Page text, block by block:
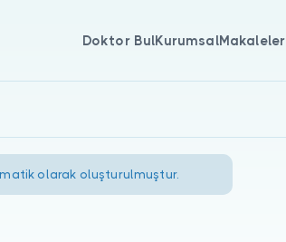
Doktor BulKurumsalMakaleler
olarak oluşturulmuştur.